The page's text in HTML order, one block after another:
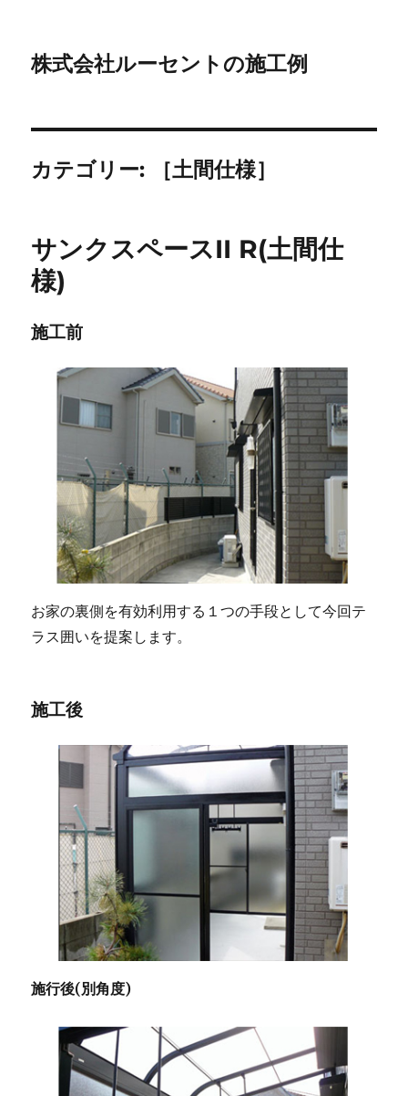
株式会社ルーセントの施工例
カテゴリー: ［土間仕様］
サンクスペースII R(土間仕
様)
施工前
お家の裏側を有効利用する１つの手段として今回テ
ラス囲いを提案します。
施工後
施行後(別角度)